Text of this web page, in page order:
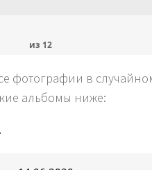
из 12
фотографии в
альбомы ниже: